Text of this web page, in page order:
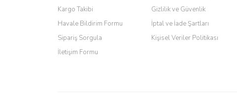
Ürün bilgilerinde hatalar bulunuyor.
Ürün fiyatı diğer sitelerden daha pahalı.
Bu ürüne benzer farklı alternatifler olmalı.
Kargo Takibi
Havale Bildirim Formu
Sipariş Sorgula
İletişim Formu
Gizlilik ve Güvenlik
İptal ve İade Şartları
Kişisel Veriler Politikası